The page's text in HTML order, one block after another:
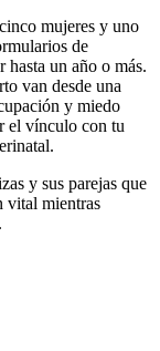
mujeres y uno
de
hasta un año o más.
van desde una
y miedo
el vínculo con tu
y sus parejas que
vital mientras